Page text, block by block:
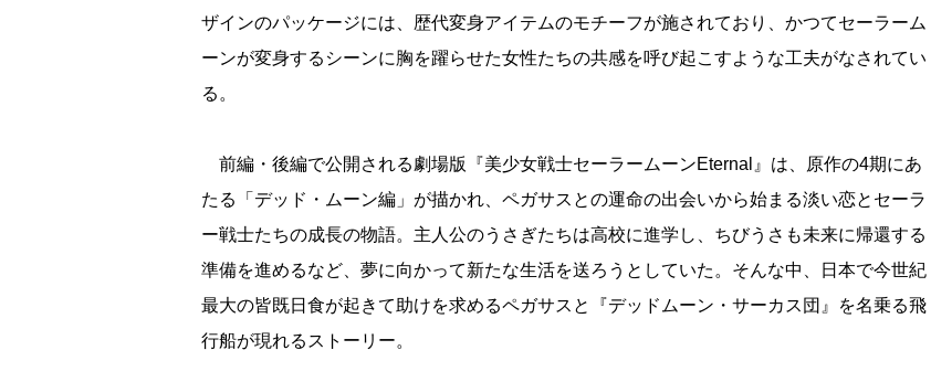
ザインのパッケージには、歴代変身アイテムのモチーフが施されており、かつてセーラーム
ーンが変身するシーンに胸を躍らせた女性たちの共感を呼び起こすような工夫がなされてい
る。
前編・後編で公開される劇場版『美少女戦士セーラームーンEternal』は、原作の4期にあ
たる「デッド・ムーン編」が描かれ、ペガサスとの運命の出会いから始まる淡い恋とセーラ
ー戦士たちの成長の物語。主人公のうさぎたちは高校に進学し、ちびうさも未来に帰還する
準備を進めるなど、夢に向かって新たな生活を送ろうとしていた。そんな中、日本で今世紀
最大の皆既日食が起きて助けを求めるペガサスと『デッドムーン・サーカス団』を名乗る飛
行船が現れるストーリー。